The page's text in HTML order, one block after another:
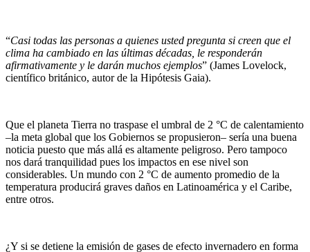
“Casi todas las personas a quienes usted pregunta si creen que el
clima ha cambiado en las últimas décadas, le responderán
afirmativamente y le darán muchos ejemplos” (James Lovelock,
científico británico, autor de la Hipótesis Gaia).
Que el planeta Tierra no traspase el umbral de 2 °C de calentamiento
–la meta global que los Gobiernos se propusieron– sería una buena
noticia puesto que más allá es altamente peligroso. Pero tampoco
nos dará tranquilidad pues los impactos en ese nivel son
considerables. Un mundo con 2 °C de aumento promedio de la
temperatura producirá graves daños en Latinoamérica y el Caribe,
entre otros.
¿Y si se detiene la emisión de gases de efecto invernadero en forma